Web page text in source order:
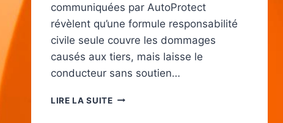
communiquées par AutoProtect
révèlent qu’une formule responsabilité
civile seule couvre les dommages
causés aux tiers, mais laisse le
conducteur sans soutien…
LIRE LA SUITECOVOITURAGE